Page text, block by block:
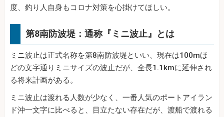
度、釣り人自身もコロナ対策を心掛けてほしい。
第8南防波堤：通称『ミニ波止』とは
ミニ波止は正式名称を第8南防波堤といい、現在は100mほ
どの文字通りミニサイズの波止だが、全長1.1kmに延伸され
る将来計画がある。
ミニ波止は渡れる人数が少なく、一番人気のポートアイラン
ド沖一文字に比べると、目立たない存在だが、渡船で渡れる